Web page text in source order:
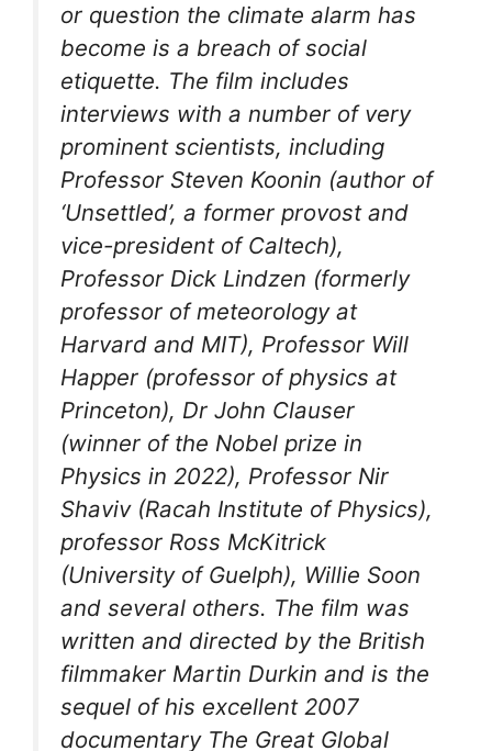
or question the climate alarm has
become is a breach of social
etiquette. The film includes
interviews with a number of very
prominent scientists, including
Professor Steven Koonin (author of
‘Unsettled’, a former provost and
vice-president of Caltech),
Professor Dick Lindzen (formerly
professor of meteorology at
Harvard and MIT), Professor Will
Happer (professor of physics at
Princeton), Dr John Clauser
(winner of the Nobel prize in
Physics in 2022), Professor Nir
Shaviv (Racah Institute of Physics),
professor Ross McKitrick
(University of Guelph), Willie Soon
and several others. The film was
written and directed by the British
filmmaker Martin Durkin and is the
sequel of his excellent 2007
documentary The Great Global